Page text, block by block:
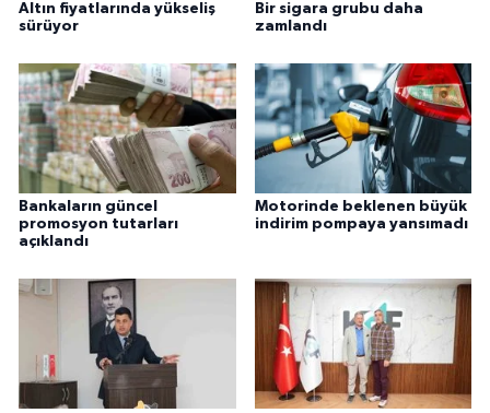
Altın fiyatlarında yükseliş
sürüyor
Bir sigara grubu daha
zamlandı
Bankaların güncel
promosyon tutarları
açıklandı
Motorinde beklenen büyük
indirim pompaya yansımadı